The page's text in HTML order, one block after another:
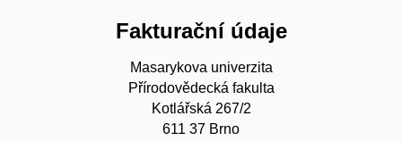
Fakturační údaje
Masarykova univerzita
Přírodovědecká fakulta
Kotlářská 267/2
611 37 Brno